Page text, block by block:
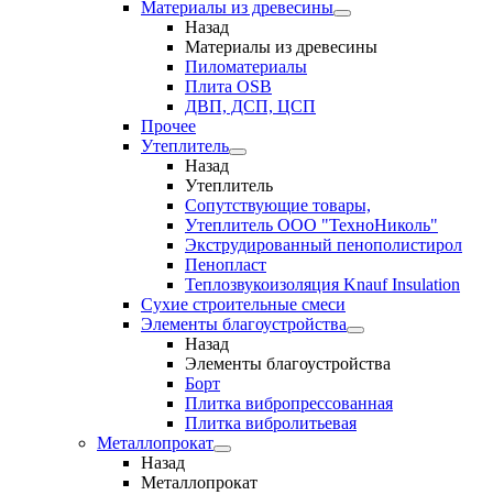
Материалы из древесины
Назад
Материалы из древесины
Пиломатериалы
Плита OSB
ДВП, ДСП, ЦСП
Прочее
Утеплитель
Назад
Утеплитель
Сопутствующие товары,
Утеплитель ООО "ТехноНиколь"
Экструдированный пенополистирол
Пенопласт
Теплозвукоизоляция Knauf Insulation
Сухие строительные смеси
Элементы благоустройства
Назад
Элементы благоустройства
Борт
Плитка вибропрессованная
Плитка вибролитьевая
Металлопрокат
Назад
Металлопрокат